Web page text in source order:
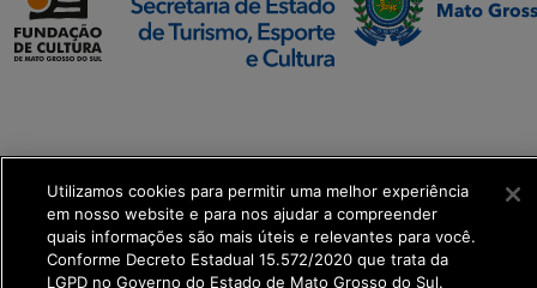
Transformação Digital
get_footer();
Utilizamos cookies para permitir uma melhor experiência
em nosso website e para nos ajudar a compreender
quais informações são mais úteis e relevantes para você.
Conforme Decreto Estadual 15.572/2020 que trata da
LGPD no Governo do Estado de Mato Grosso do Sul.